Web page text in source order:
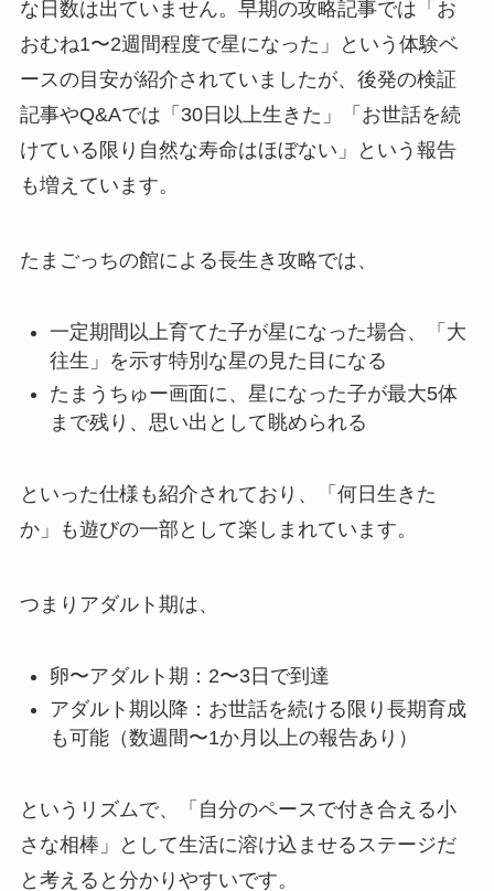
な日数は出ていません。早期の攻略記事では「お
おむね1〜2週間程度で星になった」という体験ベ
ースの目安が紹介されていましたが、後発の検証
記事やQ&Aでは「30日以上生きた」「お世話を続
けている限り自然な寿命はほぼない」という報告
も増えています。
たまごっちの館による長生き攻略では、
一定期間以上育てた子が星になった場合、「大
往生」を示す特別な星の見た目になる
たまうちゅー画面に、星になった子が最大5体
まで残り、思い出として眺められる
といった仕様も紹介されており、「何日生きた
か」も遊びの一部として楽しまれています。
つまりアダルト期は、
卵〜アダルト期：2〜3日で到達
アダルト期以降：お世話を続ける限り長期育成
も可能（数週間〜1か月以上の報告あり）
というリズムで、「自分のペースで付き合える小
さな相棒」として生活に溶け込ませるステージだ
と考えると分かりやすいです。